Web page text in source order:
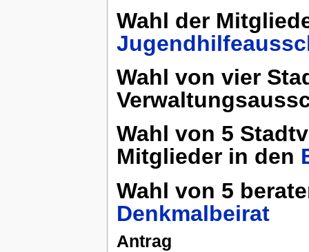
Wahl der
Wahl von vier
Wahl von 5
Mitglieder in den
Wahl von 5
Denkmalbeirat
Antrag